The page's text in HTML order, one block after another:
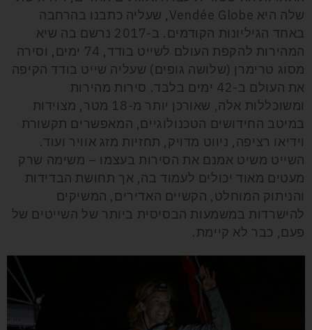
שלה היא Vendée Globe, שעליה כתבנו בהרחבה
באחד הגיליונות הקודמים. ב-2017 נרשם בה
שיא
המהירות להקפת העולם לשייט בודד, 74 ימים, וסירה
מסוג טרימרן (שלושה גופים) שעליה שייט בודד הקיפה
את העולם ב-42 ימים בלבד. סירות מהירות
ומשוכללות אלה, שאורכן יותר מ-18 מטר, מצוידות
במיטב החידושים הטכנולוגיים, המאפשרים תקשורת
וידיאו רציפה, ניווט מדויק, תחזיות מזג אוויר ועוד.
השייט משיט אמנם את הסירות בעצמו – משימה שרק
מעטים מאוד יכולים לעמוד בה, אך תחושת הבדידות
והניתוק המוחלט, הקשיים האדירים, המשיקים
להישרדות במשמעות הבסיסית ביותר של השייטים של
פעם, כבר לא קיימת.